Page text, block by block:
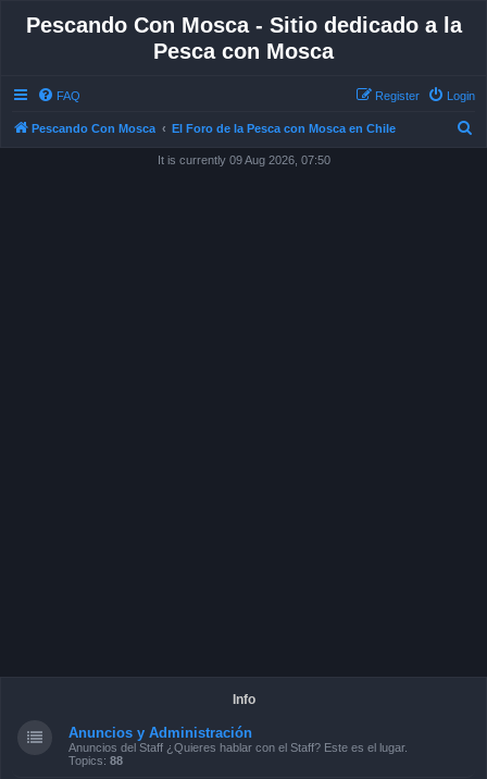
Pescando Con Mosca - Sitio dedicado a la
Pesca con Mosca
FAQ Login
Register
Pescando Con Mosca El Foro de la Pesca con Mosca en Chile
It is currently 09 Aug 2026, 07:50
Info
Anuncios y Administración
Anuncios del Staff ¿Quieres hablar con el Staff? Este es el lugar.
Topics: 88